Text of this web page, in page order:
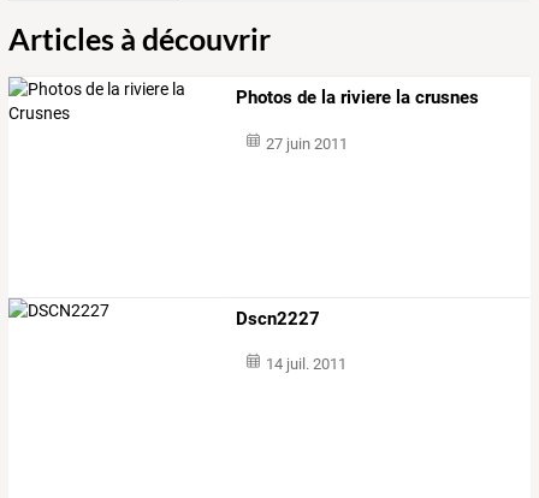
Articles à découvrir
Photos de la riviere la crusnes
27 juin 2011
Dscn2227
14 juil. 2011